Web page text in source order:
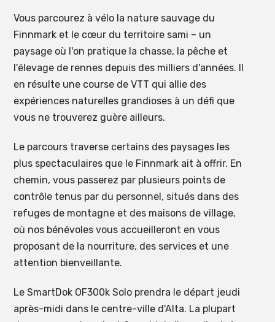
Vous parcourez à vélo la nature sauvage du
Finnmark et le cœur du territoire sami – un
paysage où l'on pratique la chasse, la pêche et
l'élevage de rennes depuis des milliers d'années. Il
en résulte une course de VTT qui allie des
expériences naturelles grandioses à un défi que
vous ne trouverez guère ailleurs.
Le parcours traverse certains des paysages les
plus spectaculaires que le Finnmark ait à offrir. En
chemin, vous passerez par plusieurs points de
contrôle tenus par du personnel, situés dans des
refuges de montagne et des maisons de village,
où nos bénévoles vous accueilleront en vous
proposant de la nourriture, des services et une
attention bienveillante.
Le SmartDok OF300k Solo prendra le départ jeudi
après-midi dans le centre-ville d'Alta. La plupart